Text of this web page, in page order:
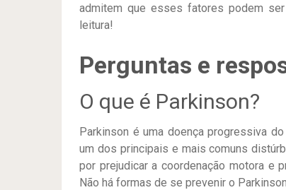
admitem que esses fatores podem
leitura!
Perguntas e
O que é Parkinson?
Parkinson é uma doença progressiva
um dos principais e mais comuns
por prejudicar a coordenação motora e
Não há formas de se prevenir o